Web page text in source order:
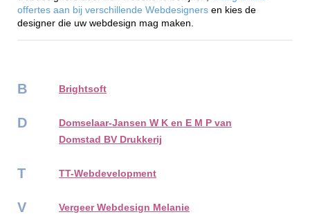
offertes aan bij verschillende Webdesigners en kies de
designer die uw webdesign mag maken.
B Brightsoft
D
Domselaar-Jansen W K en E M P van
Domstad BV Drukkerij
T TT-Webdevelopment
V Vergeer Webdesign Melanie